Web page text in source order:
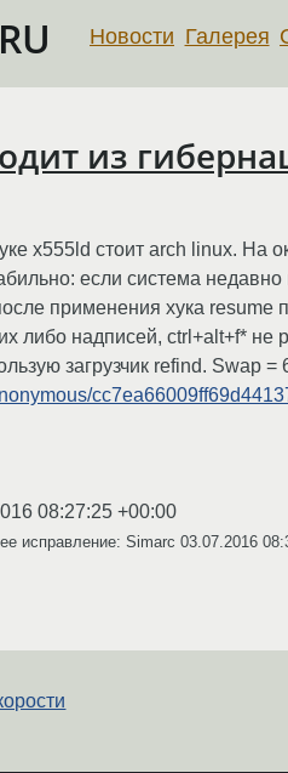
Новости Галерея
из
x555ld стоит arch linux.
если система
применения хука
либо надписей, ctrl+alt+f*
загрузчик refind.
08:27:25 +00:00
исправление: Simarc 03.07.2016